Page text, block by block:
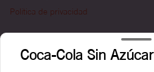
Política de privacidad
Redes sociales
Coca-Cola Sin Azúcar